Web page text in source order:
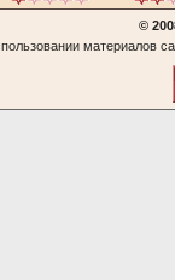
©
материалов